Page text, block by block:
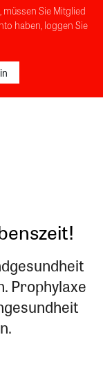
Sie Mitglied
haben, loggen Sie
Prophylaxe